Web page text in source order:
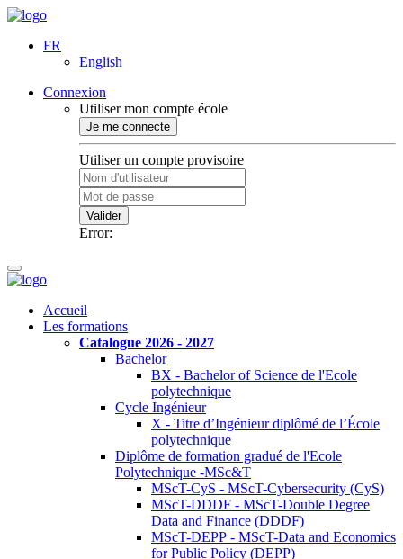
FR
English
Connexion
Utiliser mon compte école
Je me connecte
Utiliser un compte provisoire
Valider
Error:
Accueil
Les formations
Catalogue 2026 - 2027
Bachelor
BX - Bachelor of Science de l'Ecole
polytechnique
Cycle Ingénieur
X - Titre d’Ingénieur diplômé de l’École
polytechnique
Diplôme de formation gradué de l'Ecole
Polytechnique -MSc&T
MScT-CyS - MScT-Cybersecurity (CyS)
MScT-DDDF - MScT-Double Degree
Data and Finance (DDDF)
MScT-DEPP - MScT-Data and Economics
for Public Policy (DEPP)